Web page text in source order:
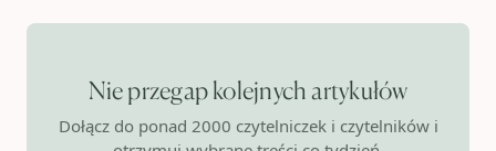
Nie przegap kolejnych artykułów
Dołącz do ponad 2000 czytelniczek i czytelników i